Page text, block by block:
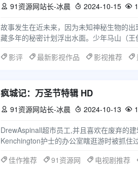
 91资源网站长-冰晨  2024-10-15 
故事发生在近未来，因为未知神秘生物的
藏多年的秘密计划浮出水面。少年马山（
影评
最新影视作品 影视推荐
疯城记：万圣节特辑 HD
 91资源网站长-冰晨  2024-10-13 
DrewAspinall超市员工,并且喜欢在废弃的
Kenchington护士的办公室瞎逛游时被抓住
佳作推荐
91资源网 电视剧推荐